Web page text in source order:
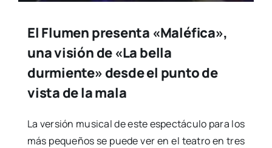
El Flumen presenta «Maléfica»,
una visión de «La bella
durmiente» desde el punto de
vista de la mala
La ver­sión musi­cal de este espec­tácu­lo para los
más peque­ños se pue­de ver en el tea­tro en tres